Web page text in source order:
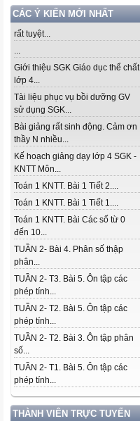
CÁC Ý KIẾN MỚI NHẤT
rất tuyệt...
...
Giới thiệu SGK Giáo dục thể chất
lớp 4...
Tài liệu phục vụ bồi dưỡng GV
sử dụng SGK...
Bài giảng rất sinh động. Cảm ơn
thầy N nhiều...
Kế hoạch giảng dạy lớp 4 SGK -
KNTT Môn...
Toán 1 KNTT. Bài 1 Tiết 2....
Toán 1 KNTT. Bài 1 Tiết 1....
Toán 1 KNTT. Bài Các số từ 0
đến 10...
TUẦN 2- Bài 4. Phân số thập
phân...
TUẦN 2- T3. Bài 5. Ôn tập các
phép tính...
TUẦN 2- T2. Bài 5. Ôn tập các
phép tính...
TUẦN 2- T2. Bài 3. Ôn tập phân
số...
TUẦN 2- T1. Bài 5. Ôn tập các
phép tính...
THÀNH VIÊN TRỰC TUYẾN